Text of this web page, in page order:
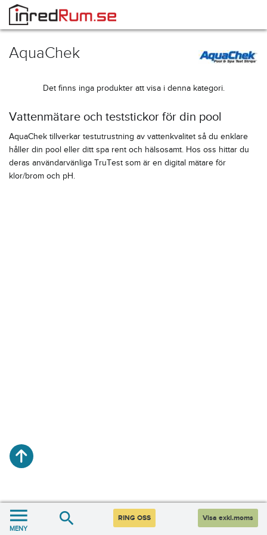
AquaChek
Det finns inga produkter att visa i denna kategori.
Vattenmätare och teststickor för din pool
AquaChek tillverkar testutrustning av vattenkvalitet så du enklare
håller din pool eller ditt spa rent och hälsosamt. Hos oss hittar du
deras användarvänliga TruTest som är en digital mätare för
klor/brom och pH.
MENY
RING OSS Visa exkl.moms